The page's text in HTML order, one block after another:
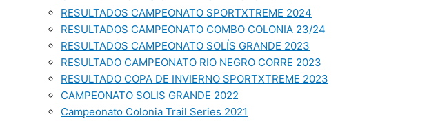
RESULTADOS CAMPEONATO SPORTXTREME 2024
RESULTADOS CAMPEONATO COMBO COLONIA 23/24
RESULTADOS CAMPEONATO SOLÍS GRANDE 2023
RESULTADO CAMPEONATO RIO NEGRO CORRE 2023
RESULTADO COPA DE INVIERNO SPORTXTREME 2023
CAMPEONATO SOLIS GRANDE 2022
Campeonato Colonia Trail Series 2021